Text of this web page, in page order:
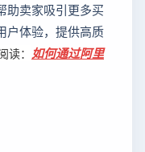
助卖家吸引更多买
户体验，提供高质
读： 如何通过阿里